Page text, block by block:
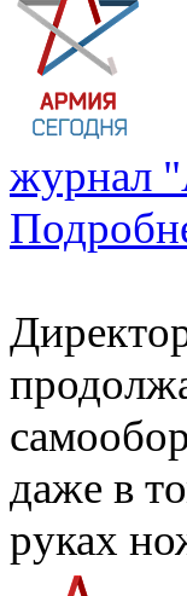
журнал
даже в
руках